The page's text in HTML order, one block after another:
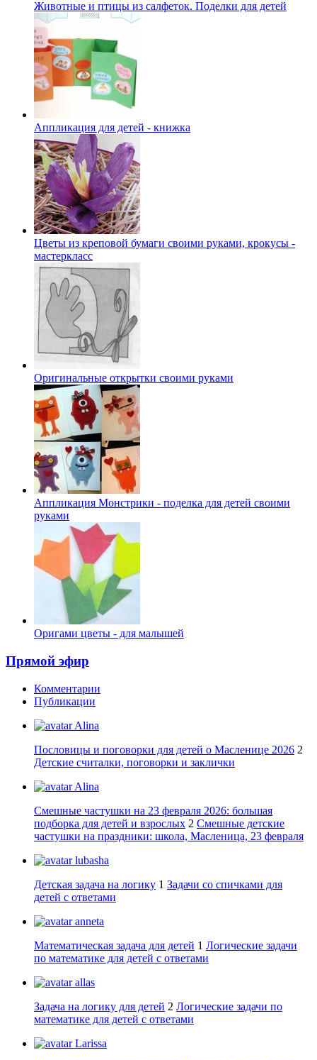
Животные и птицы из салфеток. Поделки для детей
Аппликация для детей - книжка
Цветы из креповой бумаги своими руками, крокусы -
мастеркласс
Оригинальные открытки своими руками
Аппликация Монстрики - поделка для детей своими
руками
Оригами цветы - для малышей
Прямой эфир
Комментарии
Публикации
Alina
Пословицы и поговорки для детей о Масленице 2026 2
Детские считалки, поговорки и заклички
Alina
Смешные частушки на 23 февраля 2026: большая
подборка для детей и взрослых 2 Смешные детские
частушки на праздники: школа, Масленица, 23 февраля
lubasha
Детская задача на логику 1 Задачи со спичками для
детей с ответами
anneta
Математическая задача для детей 1 Логические задачи
по математике для детей с ответами
allas
Задача на логику для детей 2 Логические задачи по
математике для детей с ответами
Larissa